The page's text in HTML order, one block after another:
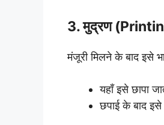
3. मुद्रण
मंजूरी मिलने के बाद इसे
यहाँ इसे छापा
छपाई के बाद